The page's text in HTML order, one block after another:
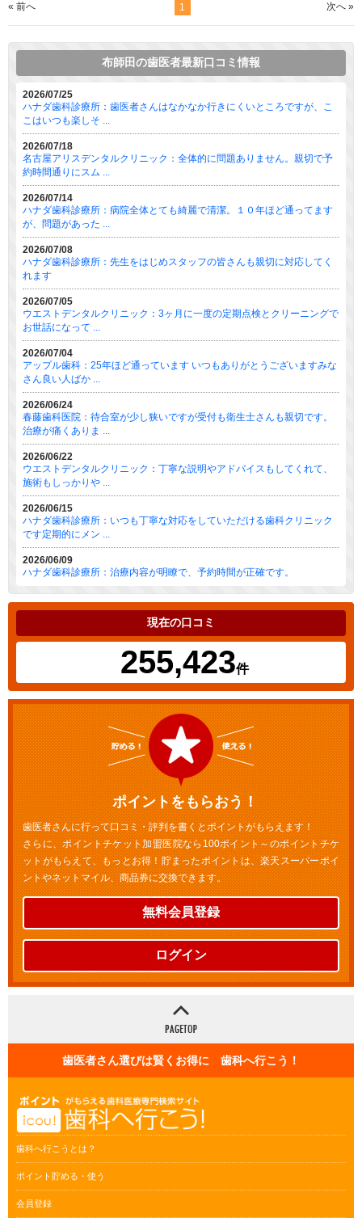
« 前へ 1 次へ »
布師田の歯医者最新口コミ情報
2026/07/25
ハナダ歯科診療所：歯医者さんはなかなか行きにくいところですが、こ
こはいつも楽しそ ...
2026/07/18
名古屋アリスデンタルクリニック：全体的に問題ありません。親切で予
約時間通りにスム ...
2026/07/14
ハナダ歯科診療所：病院全体とても綺麗で清潔。１０年ほど通ってます
が、問題があった ...
2026/07/08
ハナダ歯科診療所：先生をはじめスタッフの皆さんも親切に対応してく
れます
2026/07/05
ウエストデンタルクリニック：3ヶ月に一度の定期点検とクリーニングで
お世話になって ...
2026/07/04
アップル歯科：25年ほど通っています いつもありがとうございますみな
さん良い人ばか ...
2026/06/24
春藤歯科医院：待合室が少し狭いですが受付も衛生士さんも親切です。
治療が痛くありま ...
2026/06/22
ウエストデンタルクリニック：丁寧な説明やアドバイスもしてくれて、
施術もしっかりや ...
2026/06/15
ハナダ歯科診療所：いつも丁寧な対応をしていただける歯科クリニック
です定期的にメン ...
2026/06/09
ハナダ歯科診療所：治療内容が明瞭で、予約時間が正確です。
現在の口コミ
255,423件
ポイントをもらおう！
歯医者さんに行って口コミ・評判を書くとポイントがもらえます！
さらに、ポイントチケット加盟医院なら100ポイント～のポイントチケ
ットがもらえて、もっとお得！貯まったポイントは、楽天スーパーポイ
ントやネットマイル、商品券に交換できます。
無料会員登録
ログイン
歯医者さん選びは賢くお得に 歯科へ行こう！
歯科へ行こうとは？
ポイント貯める・使う
会員登録